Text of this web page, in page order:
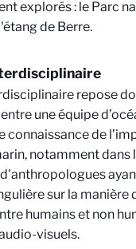
explorés : le Parc
de Berre.
repose
une équipe
connaissance de
notamment dans
sur la manière
humains et non
visuels.